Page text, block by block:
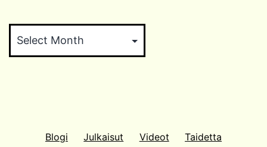
Blogi Julkaisut Videot Taidetta